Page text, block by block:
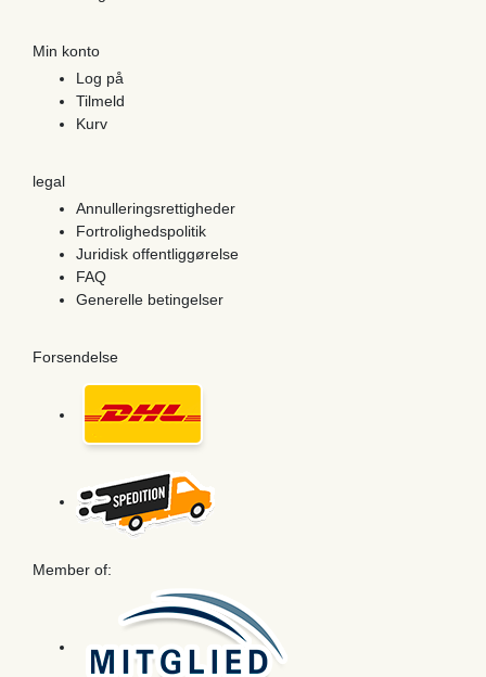
Min konto
Log på
Tilmeld
Kurv
legal
Annulleringsrettigheder
Fortrolighedspolitik
Juridisk offentliggørelse
FAQ
Generelle betingelser
Forsendelse
Member of: